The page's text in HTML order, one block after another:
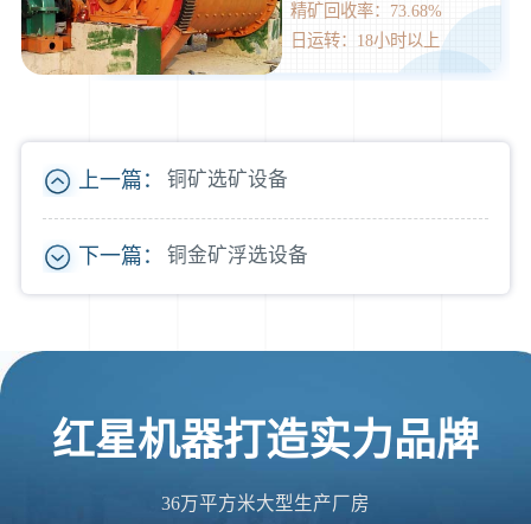
精矿回收率：73.68%
日运转：18小时以上
上一篇： 铜矿选矿设备
下一篇： 铜金矿浮选设备
红星机器打造实力品牌
36万平方米大型生产厂房